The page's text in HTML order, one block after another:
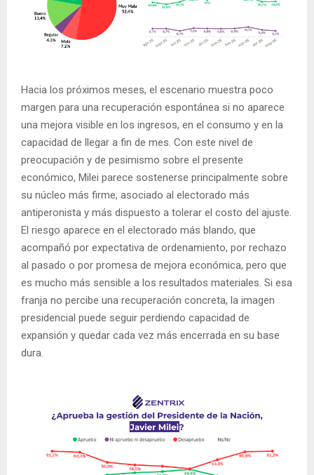
Hacia los próximos meses, el escenario muestra poco
margen para una recuperación espontánea si no aparece
una mejora visible en los ingresos, en el consumo y en la
capacidad de llegar a fin de mes. Con este nivel de
preocupación y de pesimismo sobre el presente
económico, Milei parece sostenerse principalmente sobre
su núcleo más firme, asociado al electorado más
antiperonista y más dispuesto a tolerar el costo del ajuste.
El riesgo aparece en el electorado más blando, que
acompañó por expectativa de ordenamiento, por rechazo
al pasado o por promesa de mejora económica, pero que
es mucho más sensible a los resultados materiales. Si esa
franja no percibe una recuperación concreta, la imagen
presidencial puede seguir perdiendo capacidad de
expansión y quedar cada vez más encerrada en su base
dura.